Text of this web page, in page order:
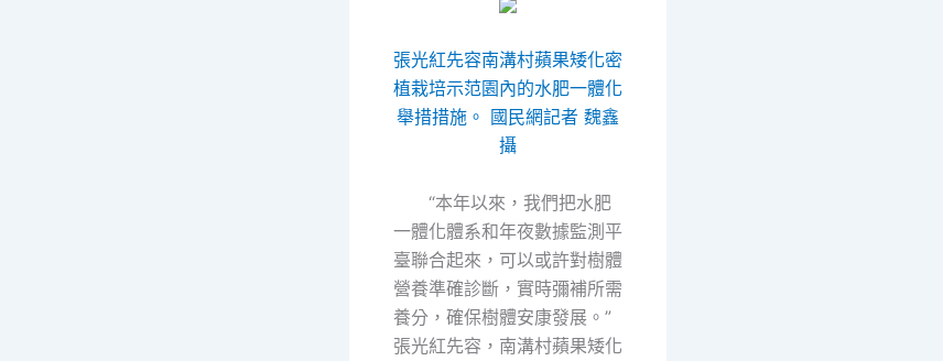
張光紅先容南溝村蘋果矮化密
植栽培示范園內的水肥一體化
舉措措施。 國民網記者 魏鑫
攝
“本年以來，我們把水肥
一體化體系和年夜數據監測平
臺聯合起來，可以或許對樹體
營養準確診斷，實時彌補所需
養分，確保樹體安康發展。”
張光紅先容，南溝村蘋果矮化